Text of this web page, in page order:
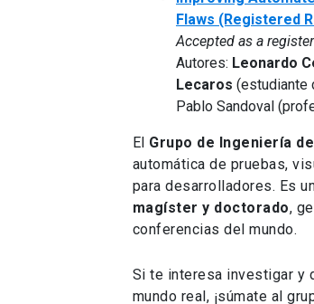
Flaws (Registered
Accepted as a
Autores: Leonardo
Lecaros (estudiante
Pablo Sandoval
El Grupo de Ingeniería
automática de pruebas,
para desarrolladores. Es
magíster y doctorado,
conferencias del mundo.
Si te interesa investigar y
mundo real, ¡súmate al